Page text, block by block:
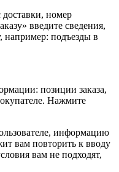
номер
введите сведения,
например: подъезды в
позиции заказа,
Нажмите
информацию
вам повторить к вводу
вам не подходят,